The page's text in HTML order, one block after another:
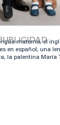
materna, el
en español, una
la palentina María